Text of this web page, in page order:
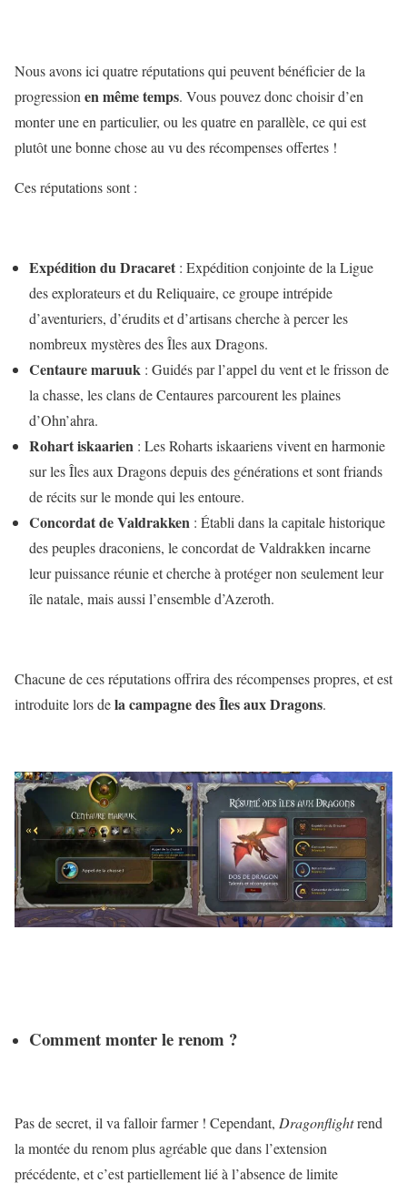
Nous avons ici quatre réputations qui peuvent bénéficier de la
progressionen même temps. Vous pouvez donc choisir d’en
monter une en particulier, ou les quatre en parallèle, ce qui est
plutôt une bonne chose au vu des récompenses offertes !
Ces réputations sont :
Expédition du Dracaret : Expédition conjointe de la Ligue
des explorateurs et du Reliquaire, ce groupe intrépide
d’aventuriers, d’érudits et d’artisans cherche à percer les
nombreux mystères des Îles aux Dragons.
Centaure maruuk : Guidés par l’appel du vent et le frisson de
la chasse, les clans de Centaures parcourent les plaines
d’Ohn’ahra.
Rohart iskaarien : Les Roharts iskaariens vivent en harmonie
sur les Îles aux Dragons depuis des générations et sont friands
de récits sur le monde qui les entoure.
Concordat de Valdrakken : Établi dans la capitale historique
des peuples draconiens, le concordat de Valdrakken incarne
leur puissance réunie et cherche à protéger non seulement leur
île natale, mais aussi l’ensemble d’Azeroth.
Chacune de ces réputations offrira des récompenses propres, et est
introduite lors dela campagne des Îles aux Dragons.
Comment monter le renom ?
Pas de secret, il va falloir farmer ! Cependant, Dragonflightrend
la montée du renom plus agréable que dans l’extension
précédente, et c’est partiellement lié à l’absence de limite